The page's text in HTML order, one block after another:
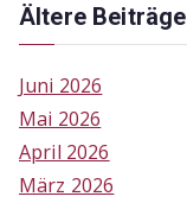
Ältere Beiträge
Juni 2026
Mai 2026
April 2026
März 2026